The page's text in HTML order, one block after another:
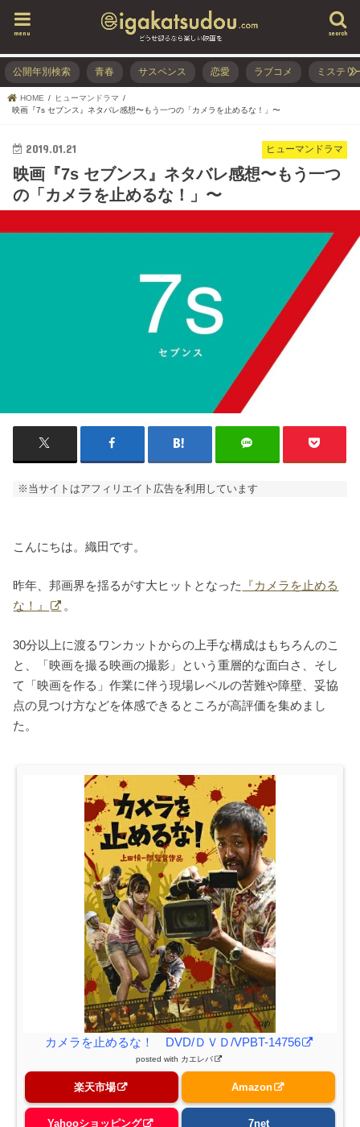
search
menu
公開年別検索 青春 サスペンス 恋愛 ラブコメ ミステリ
HOME
ヒューマンドラマ
映画『7s セブンス』ネタバレ感想〜もう一つの「カメラを止めるな！」〜
ヒューマンドラマ
2019.01.21
映画『7s セブンス』ネタバレ感想〜もう一つ
の「カメラを止めるな！」〜
※当サイトはアフィリエイト広告を利用しています
こんにちは。織田です。
昨年、邦画界を揺るがす大ヒットとなった
『カメラを止める
な！』
。
30分以上に渡るワンカットからの上手な構成はもちろんのこ
と、「映画を撮る映画の撮影」という重層的な面白さ、そし
て「映画を作る」作業に伴う現場レベルの苦難や障壁、妥協
点の見つけ方などを体感できるところが高評価を集めまし
た。
カメラを止めるな！ DVD/ＤＶＤ/VPBT-14756
posted with カエレバ
楽天市場 Amazon
Yahooショッピング 7net